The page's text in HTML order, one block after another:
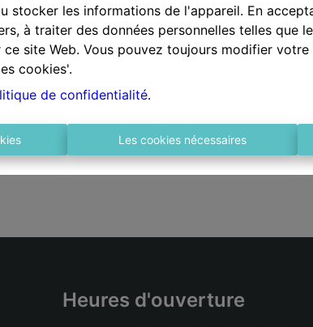
stocker les informations de l'appareil. En
à traiter des données personnelles telles que
ce site Web. Vous pouvez toujours modifier
cookies'.
de confidentialité.
Les cookies nécessaires
Heures d'ouverture